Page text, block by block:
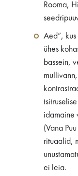
Rooma,
Aed”,
ühes
bassein,
idamaine
(Vana
rituaalid,
ei leia.